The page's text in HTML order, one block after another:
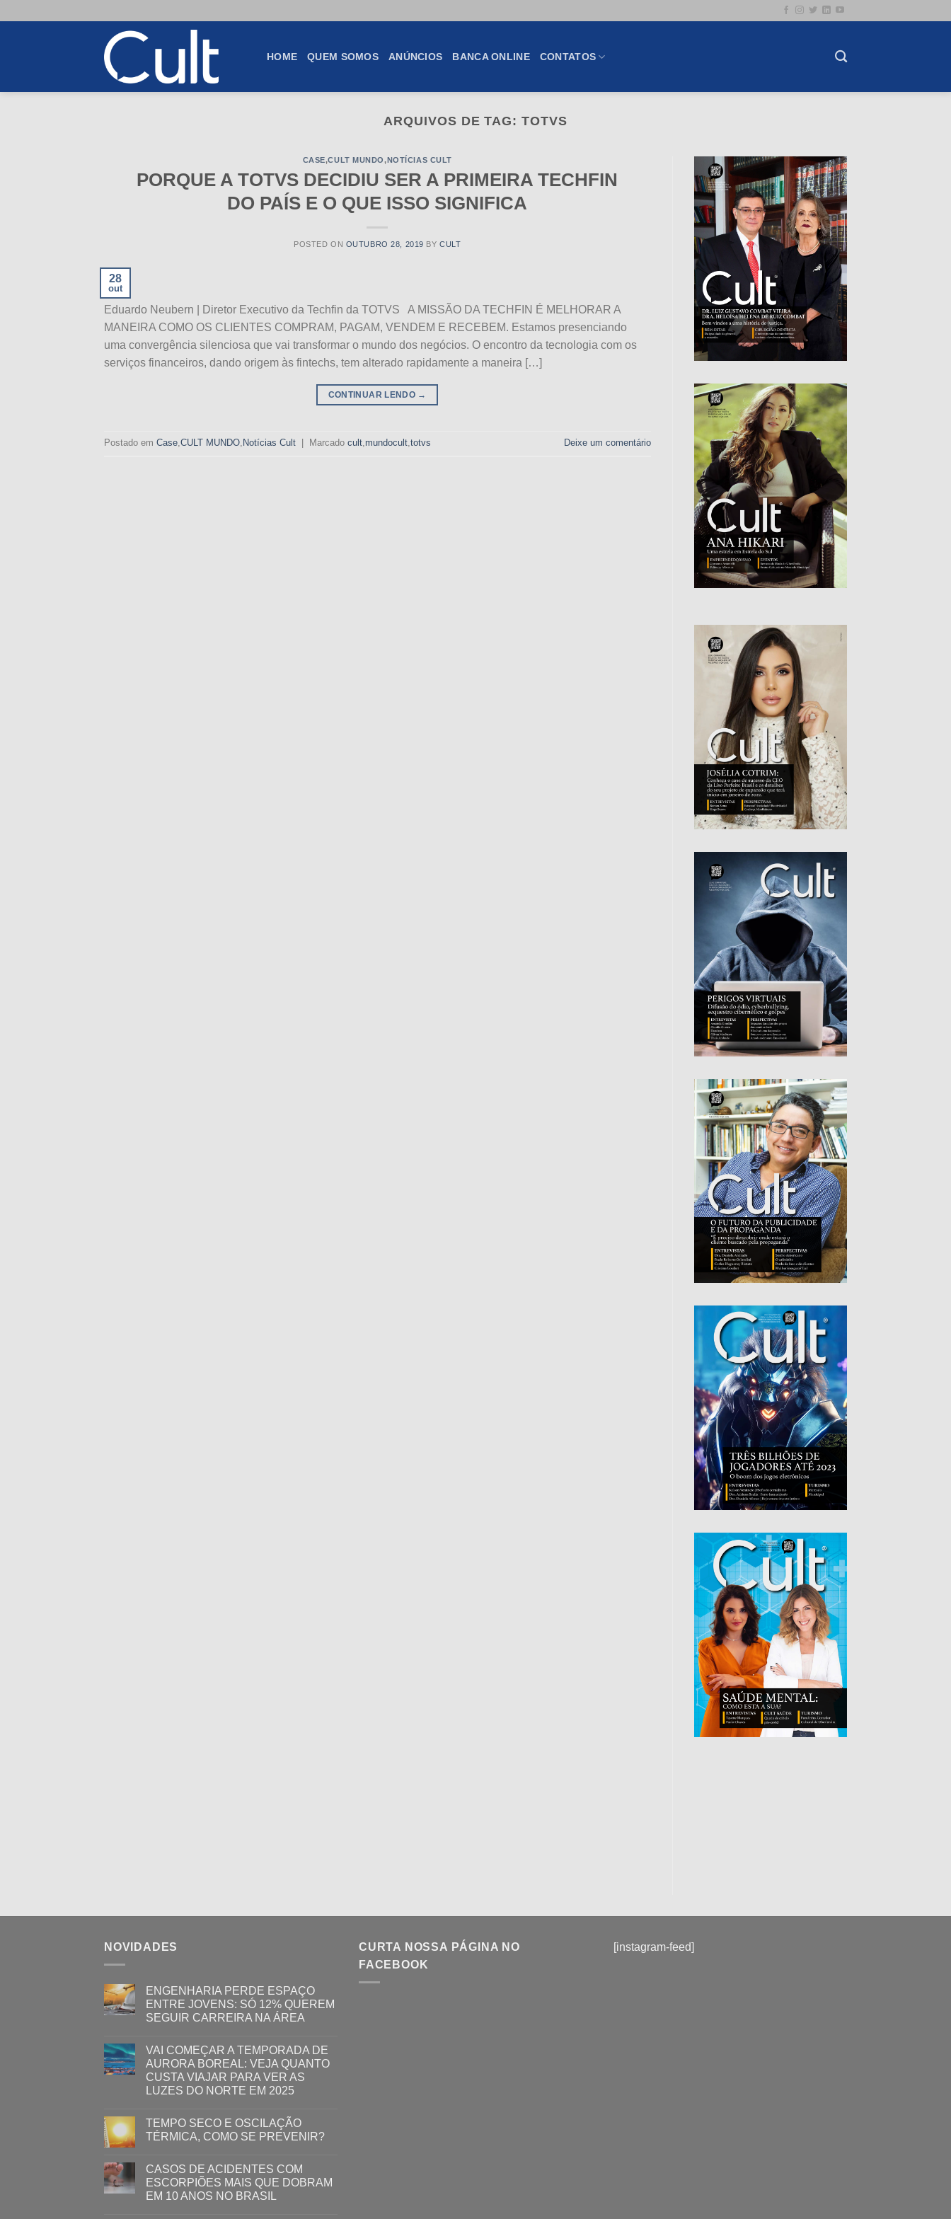
HOME QUEM SOMOS ANÚNCIOS BANCA ONLINE CONTATOS
ARQUIVOS DE TAG:TOTVS
CASE,CULT MUNDO,NOTÍCIAS CULT
PORQUE A TOTVS DECIDIU SER A PRIMEIRA TECHFIN
DO PAÍS E O QUE ISSO SIGNIFICA
POSTED ON OUTUBRO 28, 2019 BYCULT
28
out
Eduardo Neubern | Diretor Executivo da Techfin da TOTVS A MISSÃO DA TECHFIN É MELHORAR A
MANEIRA COMO OS CLIENTES COMPRAM, PAGAM, VENDEM E RECEBEM. Estamos presenciando
uma convergência silenciosa que vai transformar o mundo dos negócios. O encontro da tecnologia com os
serviços financeiros, dando origem às fintechs, tem alterado rapidamente a maneira […]
CONTINUAR LENDO →
Postado em Case,CULT MUNDO, Notícias Cult Marcado cult,mundocult,totvs Deixe um comentário
NOVIDADES
ENGENHARIA PERDE ESPAÇO
ENTRE JOVENS: SÓ 12% QUEREM
SEGUIR CARREIRA NA ÁREA
VAI COMEÇAR A TEMPORADA DE
AURORA BOREAL: VEJA QUANTO
CUSTA VIAJAR PARA VER AS
LUZES DO NORTE EM 2025
TEMPO SECO E OSCILAÇÃO
TÉRMICA, COMO SE PREVENIR?
CASOS DE ACIDENTES COM
ESCORPIÕES MAIS QUE DOBRAM
EM 10 ANOS NO BRASIL
CURTA NOSSA PÁGINA NO
FACEBOOK
[instagram-feed]